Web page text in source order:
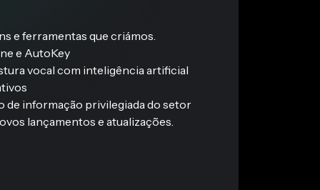
e ferramentas que criámos.
e AutoKey
vocal com inteligência artificial
de informação privilegiada do setor
lançamentos e atualizações.